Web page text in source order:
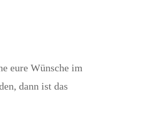
eure Wünsche im
dann ist das